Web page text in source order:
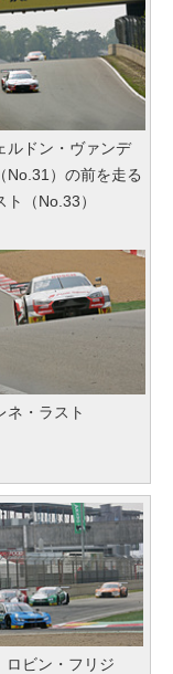
ルドン・ヴァンデ
No.31）の前を走る
ト（No.33）
ネ・ラスト
ロビン・フリジ